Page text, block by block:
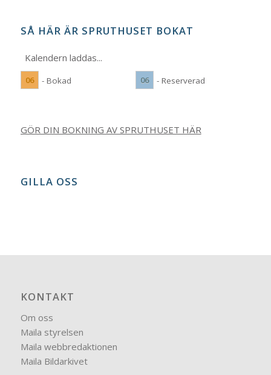
SÅ HÄR ÄR SPRUTHUSET BOKAT
Kalendern laddas...
06 - Bokad 06 - Reserverad
GÖR DIN BOKNING AV SPRUTHUSET HÄR
GILLA OSS
KONTAKT
Om oss
Maila styrelsen
Maila webbredaktionen
Maila Bildarkivet